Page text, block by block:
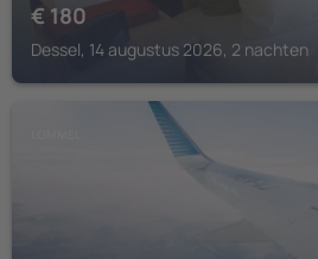
€ 180
Dessel, 14 augustus 2026, 2 nachten